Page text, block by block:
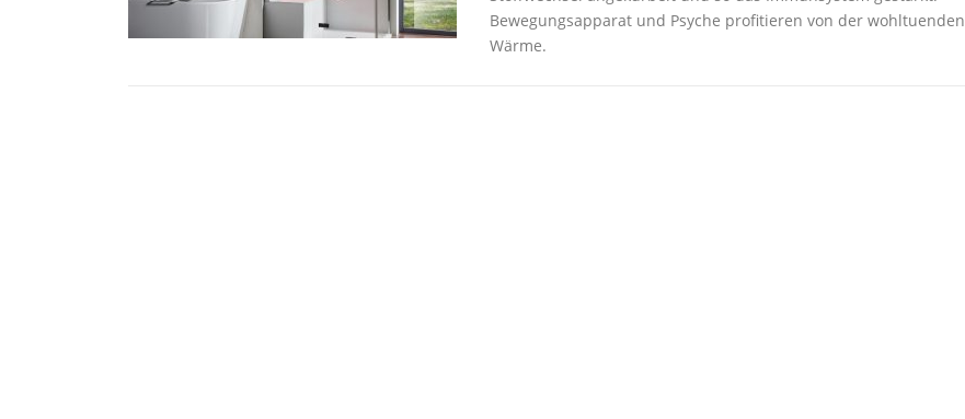
Bewegungsapparat und Psyche profitieren von der wohltuenden
Wärme.